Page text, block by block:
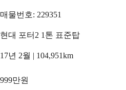
매물번호: 229351
현대 포터2 1톤 표준탑
17년 2월 | 104,951km
999만원